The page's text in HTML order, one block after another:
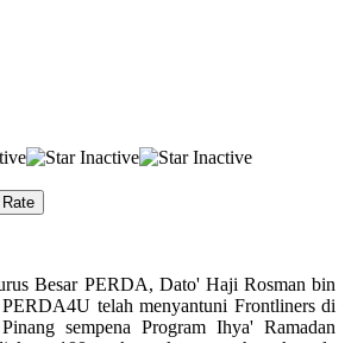
Besar PERDA, Dato' Haji Rosman bin
PERDA4U telah menyantuni Frontliners di
sempena Program Ihya' Ramadan